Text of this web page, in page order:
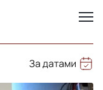
За датами